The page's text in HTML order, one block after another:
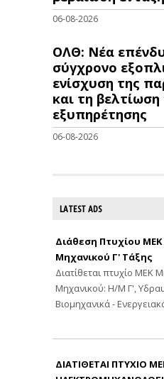
06-08-2026
ΟΛΘ: Νέα
σύγχρονο
ενίσχυση της
και τη βελτίωση
εξυπηρέτησης
06-08-2026
LATEST ADS
Διάθεση Πτυχίου
Μηχανικού Γ' Τάξης
Διατίθεται πτυχίο ΜΕΚ
Μηχανικού: Η/Μ Γ',
Βιομηχανικά -
ΔΙΑΤΙΘΕΤΑΙ ΠΤΥΧΙΟ